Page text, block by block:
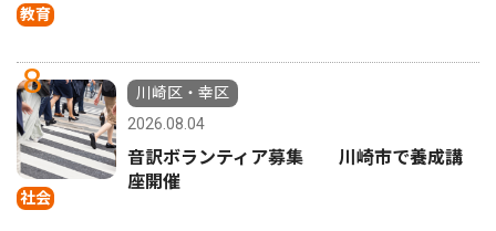
教育
8
社会
川崎区・幸区
2026.08.04
音訳ボランティア募集 川崎市で養成講
座開催